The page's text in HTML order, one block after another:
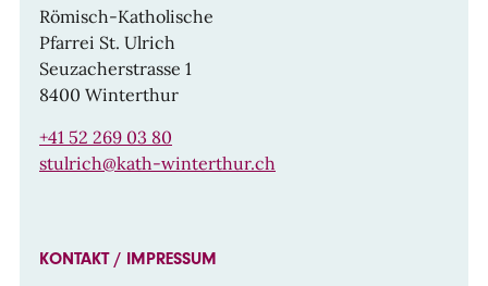
Römisch-Katholische
Pfarrei St. Ulrich
Seuzacherstrasse 1
8400 Winterthur
+41 52 269 03 80
stulrich@kath-winterthur.ch
KONTAKT / IMPRESSUM